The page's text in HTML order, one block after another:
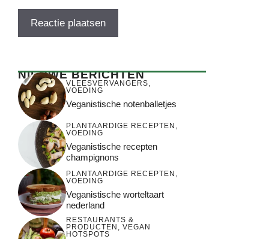
NIEUWE BERICHTEN
VLEESVERVANGERS,
VOEDING
Veganistische notenballetjes
PLANTAARDIGE RECEPTEN ,
VOEDING
Veganistische recepten
champignons
PLANTAARDIGE RECEPTEN ,
VOEDING
Veganistische worteltaart
nederland
RESTAURANTS &
PRODUCTEN , VEGAN
HOTSPOTS